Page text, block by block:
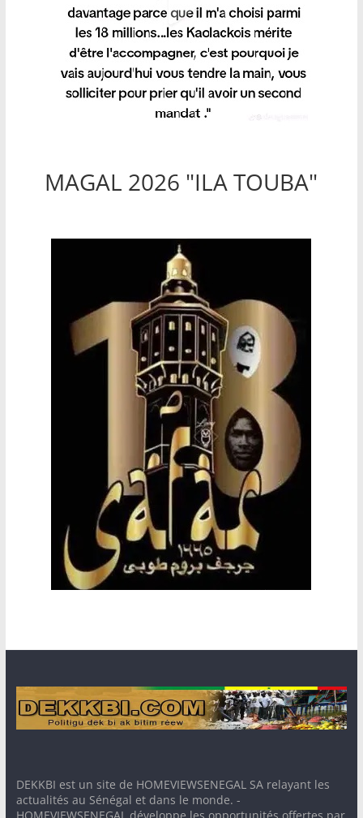
MAGAL 2026 "ILA TOUBA"
DEKKBI est un site de HOMEVIEWSENEGAL SA relayant les
actualités au Sénégal et dans le monde. -
HOMEVIEWSENEGAL développe les opportunités offertes par